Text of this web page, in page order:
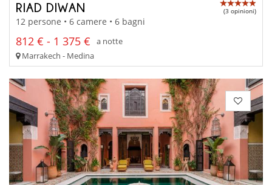
RIAD DIWAN (3 opinioni)
12 persone • 6 camere • 6 bagni
812 € - 1 375 €
a notte
Marrakech - Medina